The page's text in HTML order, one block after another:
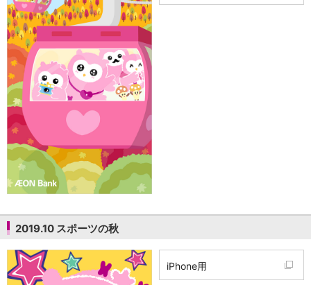
石川県
山梨県
長野県
東海／近畿
岐阜県
静岡県
愛知県
三重県
滋賀県
京都府
大阪府
兵庫県
奈良県
中国／四国
岡山県
広島県
徳島県
2019.10 スポーツの秋
iPhone用